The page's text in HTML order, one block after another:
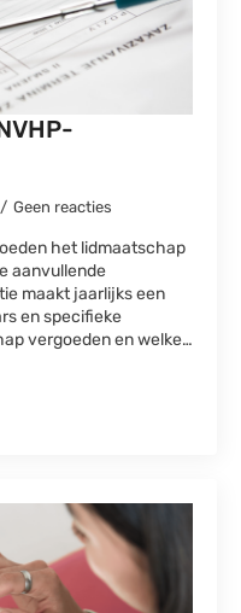
Geen reacties
het lidmaatschap
aanvullende
maakt jaarlijks een
en specifieke
vergoeden en welke…